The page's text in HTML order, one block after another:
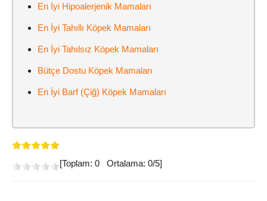
En İyi Hipoalerjenik Mamaları
En İyi Tahıllı Köpek Mamaları
En İyi Tahılsız Köpek Mamaları
Bütçe Dostu Köpek Mamaları
En İyi Barf (Çiğ) Köpek Mamaları
[Toplam: 0 Ortalama: 0/5]